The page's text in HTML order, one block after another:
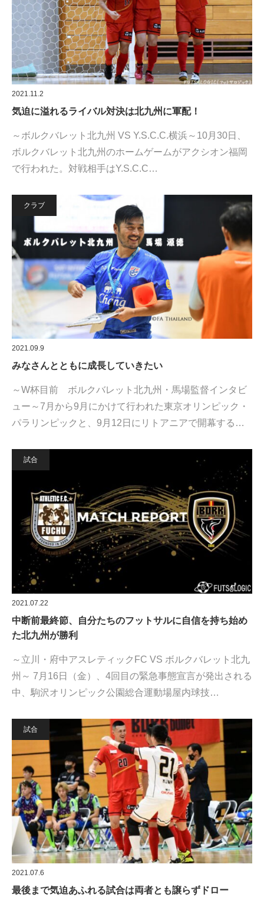
2021.11.2
気迫に溢れるライバル対決は北九州に軍配！
～ボルクバレット北九州 VS Y.S.C.C.横浜～10月30日、
ボルクバレット北九州のホームゲームがアクシオン福岡
で行われた。対戦相手はY.S.C.C…
クラブ
2021.09.9
みなさんとともに成長していきたい
～W杯目前 ボルクバレット北九州・馬場監督インタビ
ュー～7月から9月にかけて行われた東京オリンピック・
パラリンピックと、9月12日にリトアニアで開幕する…
試合
2021.07.22
中断前最終節、自分たちのフットサルに自信を持ち始め
た北九州が勝利
～立川・府中アスレティックFC VS ボルクバレット北九
州～ 7月16日（金）、4回目の緊急事態宣言が発出される
中、駒沢オリンピック公園総合運動場屋内球技…
試合
2021.07.6
最後まで気迫あふれる試合は両者とも譲らずドロー